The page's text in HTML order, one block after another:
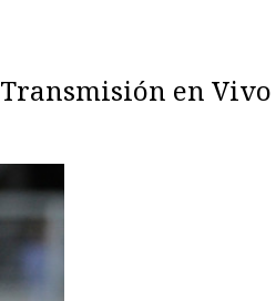
en Vivo